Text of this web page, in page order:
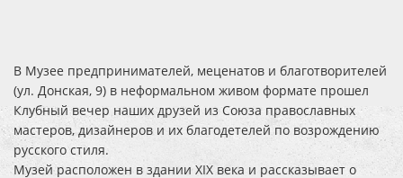
В Музее предпринимателей, меценатов и благотворителей
(ул. Донская, 9) в неформальном живом формате прошел
Клубный вечер наших друзей из Союза православных
мастеров, дизайнеров и их благодетелей по возрождению
русского стиля.
Музей расположен в здании XIX века и рассказывает о